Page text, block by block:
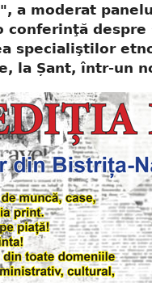
a moderat
conferinţă despre
specialiştilor
la Șant, într-un